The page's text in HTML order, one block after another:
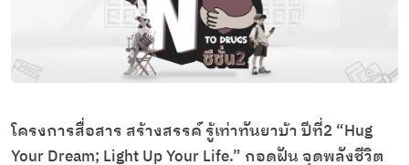
โครงการสื่อสาร สร้างสรรค์ รู้เท่าทันยาบ้า ปีที่2 “Hug
Your Dream; Light Up Your Life.” กอดฝัน จุดพลังชีวิต